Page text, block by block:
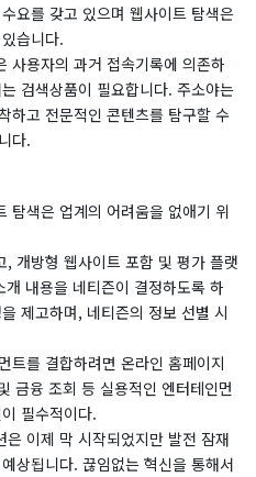
요를 갖고 있으며 웹사이트 탐색은
습니다.
사용자의 과거 접속기록에 의존하
검색상품이 필요합니다. 주소야는
하고 전문적인 콘텐츠를 탐구할 수
다.
탐색은 업계의 어려움을 없애기 위
개방형 웹사이트 포함 및 평가 플랫
내용을 네티즌이 결정하도록 하
제고하며, 네티즌의 정보 선별 시
트를 결합하려면 온라인 홈페이지
금융 조회 등 실용적인 엔터테인먼
필수적이다.
이제 막 시작되었지만 발전 잠재
상됩니다. 끊임없는 혁신을 통해서